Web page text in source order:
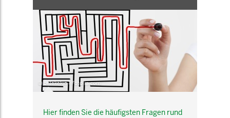
© belekekin - Fotolia.com
Hier finden Sie die häufigsten Fragen rund